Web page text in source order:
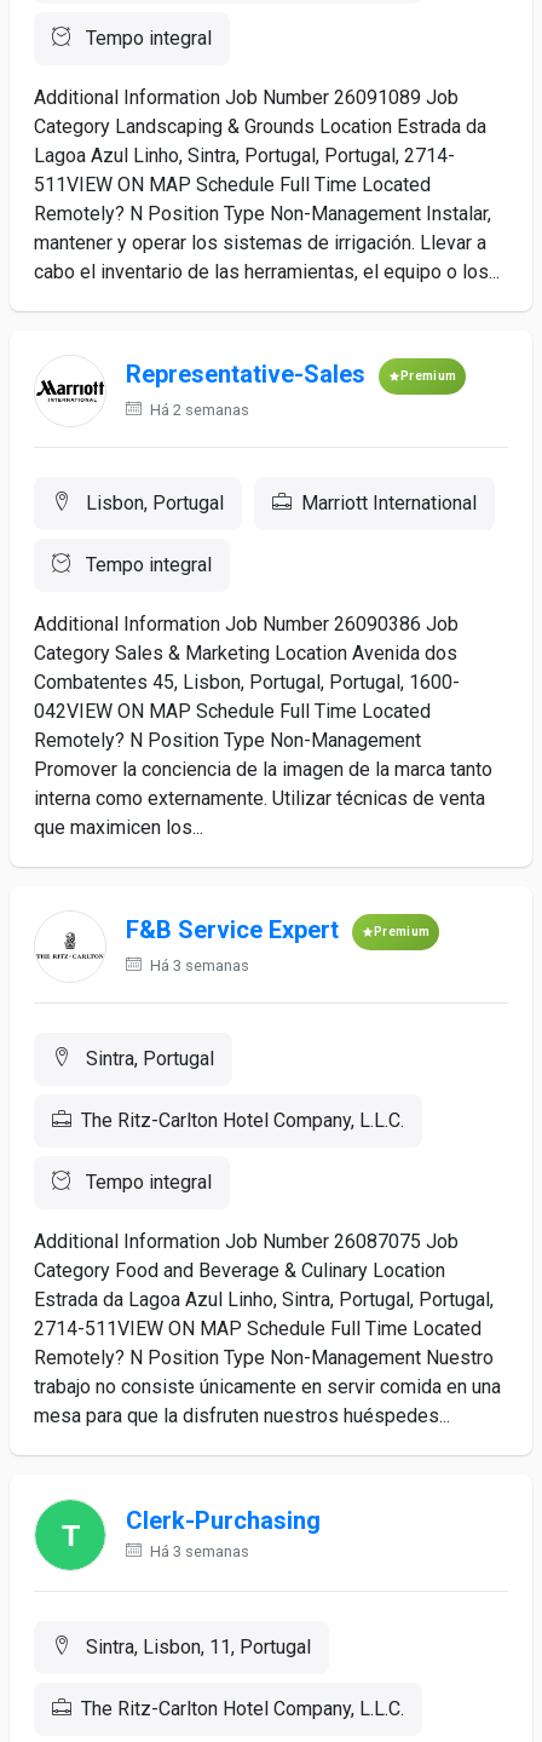
Tempo integral
Additional Information Job Number 26091089 Job
Category Landscaping & Grounds Location Estrada da
Lagoa Azul Linho, Sintra, Portugal, Portugal, 2714-
511VIEW ON MAP Schedule Full Time Located
Remotely? N Position Type Non-Management Instalar,
mantener y operar los sistemas de irrigación. Llevar a
cabo el inventario de las herramientas, el equipo o los...
Representative-Sales Premium
Há 2 semanas
Lisbon, Portugal Marriott International
Tempo integral
Additional Information Job Number 26090386 Job
Category Sales & Marketing Location Avenida dos
Combatentes 45, Lisbon, Portugal, Portugal, 1600-
042VIEW ON MAP Schedule Full Time Located
Remotely? N Position Type Non-Management
Promover la conciencia de la imagen de la marca tanto
interna como externamente. Utilizar técnicas de venta
que maximicen los...
F&B Service Expert Premium
Há 3 semanas
Sintra, Portugal
The Ritz-Carlton Hotel Company, L.L.C.
Tempo integral
Additional Information Job Number 26087075 Job
Category Food and Beverage & Culinary Location
Estrada da Lagoa Azul Linho, Sintra, Portugal, Portugal,
2714-511VIEW ON MAP Schedule Full Time Located
Remotely? N Position Type Non-Management Nuestro
trabajo no consiste únicamente en servir comida en una
mesa para que la disfruten nuestros huéspedes...
Clerk-Purchasing
Há 3 semanas
Sintra, Lisbon, 11, Portugal
The Ritz-Carlton Hotel Company, L.L.C.